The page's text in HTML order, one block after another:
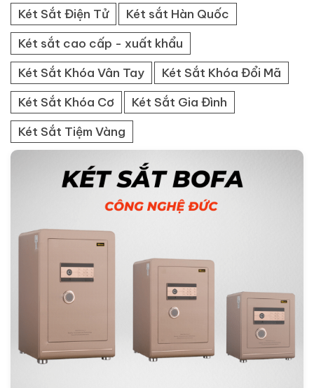
Két Sắt Điện Tử
Két sắt Hàn Quốc
Két sắt cao cấp - xuất khẩu
Két Sắt Khóa Vân Tay
Két Sắt Khóa Đổi Mã
Két Sắt Khóa Cơ
Két Sắt Gia Đình
Két Sắt Tiệm Vàng